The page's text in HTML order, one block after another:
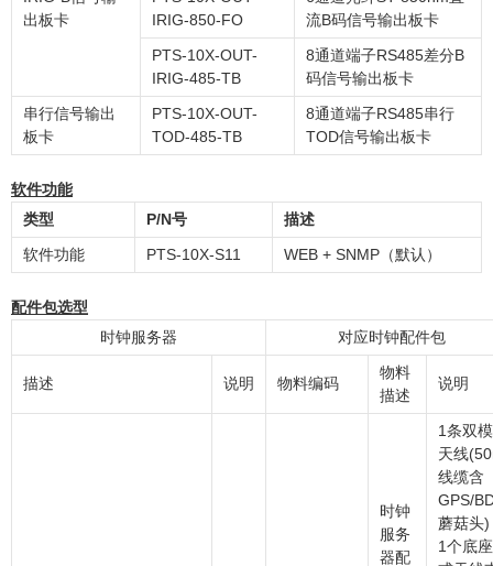
出板卡
IRIG-850-FO
流B码信号输出板卡
PTS-10X-OUT-
IRIG-485-TB
8通道端子RS485差分B
码信号输出板卡
串行信号输出
板卡
PTS-10X-OUT-
TOD-485-TB
8通道端子RS485串行
TOD信号输出板卡
软件功能
类型
P/N号
描述
软件功能
PTS-10X-S11 WEB + SNMP（默认）
配件包选型
时钟服务器
对应时钟配件包
描述 说明 物料编码
物料
描述
说明
时钟
服务
器配
1条双模
天线
线缆含
GPS/
蘑菇头)
1个底座